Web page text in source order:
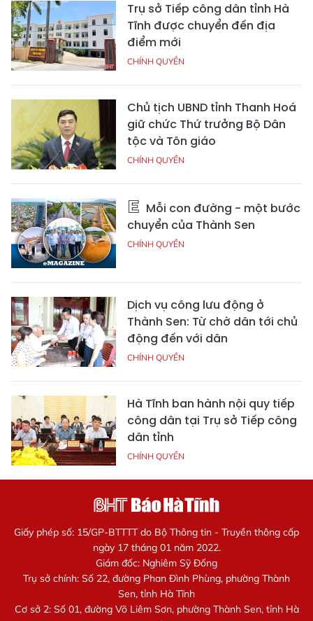
Trụ sở Tiếp công dân tỉnh Hà
Tĩnh được chuyển đến địa
điểm mới
CHÍNH QUYỀN
Chủ tịch UBND tỉnh Thanh Hoá
giữ chức Thứ trưởng Bộ Dân
tộc và Tôn giáo
CHÍNH QUYỀN
Mỗi con đường - một bước
chuyển của Thành Sen
CHÍNH QUYỀN
Dịch vụ công lưu động ở
Thành Sen: Từ chờ dân tới chủ
động đến với dân
CHÍNH QUYỀN
Hà Tĩnh ban hành nội quy tiếp
công dân tại Trụ sở Tiếp công
dân tỉnh
CHÍNH QUYỀN
Giấy phép số: 15/GP-BTTTT do Bộ Thông tin - Truyền thông cấp
ngày 17 tháng 01 năm 2022.
Giám đốc: Nghiêm Sỹ Đống
Trụ sở chính: Số 22, đường Phan Đình Phùng, phường Thành
Sen, tỉnh Hà Tĩnh
Cơ sở 2: Số 01, đường Võ Liêm Sơn, phường Thành Sen, tỉnh Hà